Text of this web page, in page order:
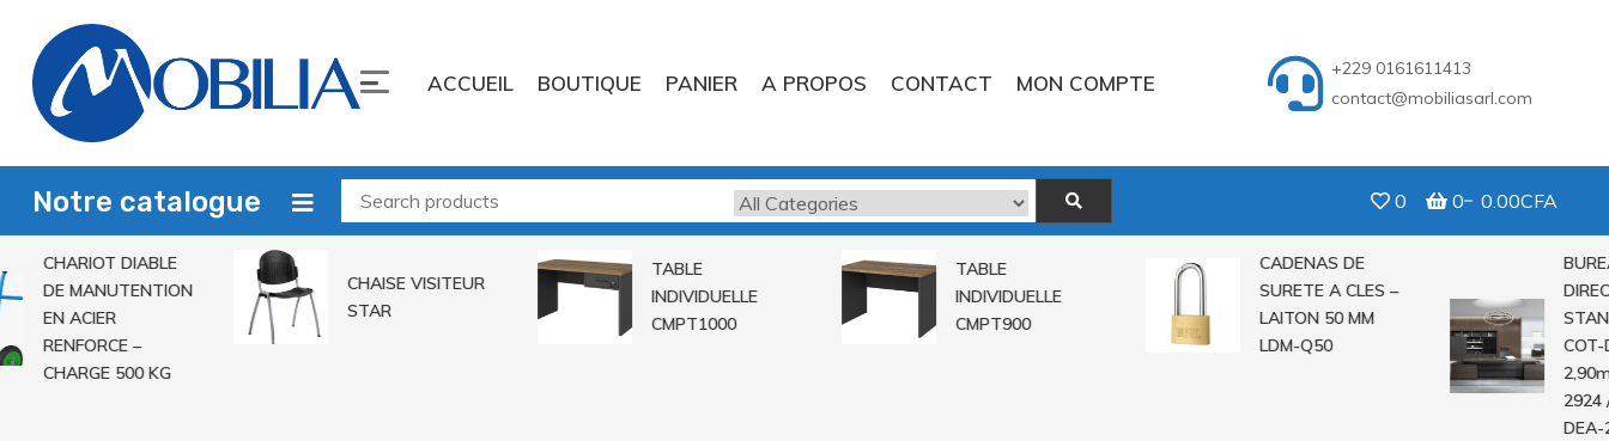
content
Mobilia Sarl
ACCUEIL BOUTIQUE PANIER A PROPOS CONTACT MON COMPTE
+229 0161611413
contact@mobiliasarl.com
Notre catalogue 0 0 0.00CFA
CHARIOT DIABLE
DE MANUTENTION
EN ACIER
RENFORCE –
CHARGE 500 KG
CHAISE VISITEUR
STAR
TABLE
INDIVIDUELLE
CMPT1000
TABLE
INDIVIDUELLE
CMPT900
CADENAS DE
SURETE A CLES –
LAITON 50 MM
LDM-Q50
BUREAU
COT-
2,90m
2924 /
DEA-